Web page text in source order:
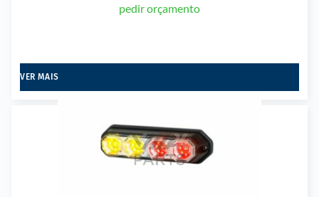
pedir orçamento
VER MAIS